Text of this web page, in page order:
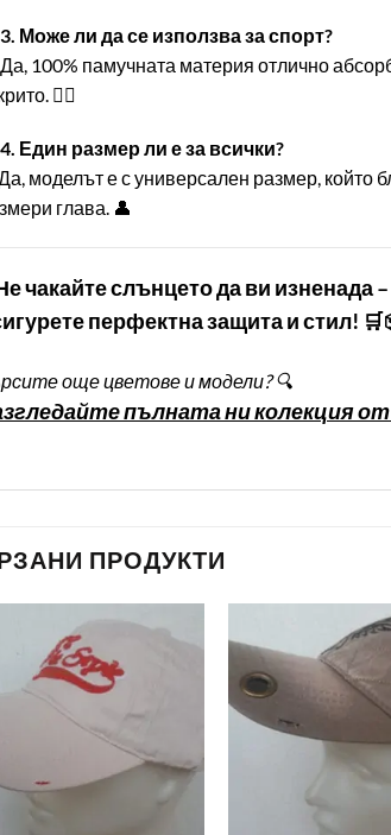
Може ли да се използва за спорт?
100% памучната материя отлично
🏌️‍♂️
Един размер ли е за всички?
моделът е с универсален размер, който
глава. 👤
Не чакайте слънцето да ви
перфектна защита и стил!
още цветове и модели? 🔍
пълната ни колекция
ПРОДУКТИ